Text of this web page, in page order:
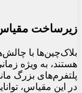
زیرساخت
بلاک‌چین‌ها با
هستند، به ویژه